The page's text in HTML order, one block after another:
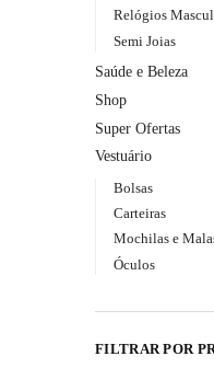
Relógios
Semi Joias
Saúde e Beleza
Shop
Super Ofertas
Vestuário
Bolsas
Carteiras
Mochilas e
Óculos
FILTRAR POR